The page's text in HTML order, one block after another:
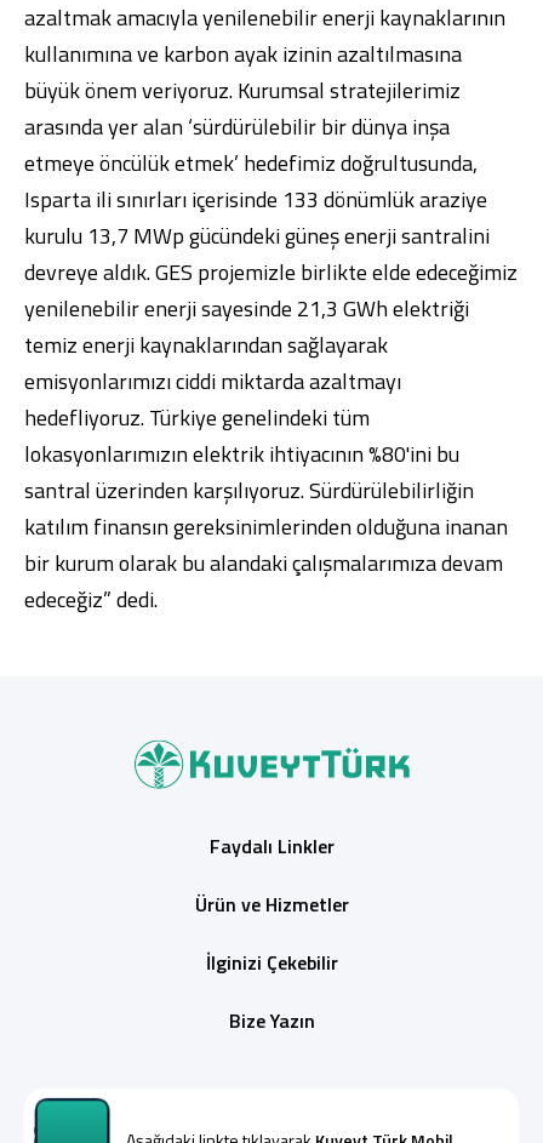
azaltmak amacıyla yenilenebilir enerji kaynaklarının
kullanımına ve karbon ayak izinin azaltılmasına
büyük önem veriyoruz. Kurumsal stratejilerimiz
arasında yer alan ‘sürdürülebilir bir dünya inşa
etmeye öncülük etmek’ hedefimiz doğrultusunda,
Isparta ili sınırları içerisinde 133 dönümlük araziye
kurulu 13,7 MWp gücündeki güneş enerji santralini
devreye aldık. GES projemizle birlikte elde edeceğimiz
yenilenebilir enerji sayesinde 21,3 GWh elektriği
temiz enerji kaynaklarından sağlayarak
emisyonlarımızı ciddi miktarda azaltmayı
hedefliyoruz. Türkiye genelindeki tüm
lokasyonlarımızın elektrik ihtiyacının %80'ini bu
santral üzerinden karşılıyoruz. Sürdürülebilirliğin
katılım finansın gereksinimlerinden olduğuna inanan
bir kurum olarak bu alandaki çalışmalarımıza devam
edeceğiz” dedi.
Faydalı Linkler
Ürün ve Hizmetler
İlginizi Çekebilir
Bize Yazın